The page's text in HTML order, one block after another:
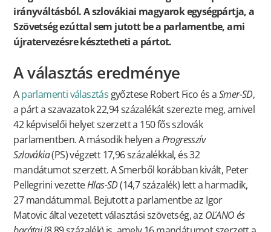
irányváltásból. A szlovákiai magyarok egységpártja, a
Szövetség ezúttal sem jutott be a parlamentbe, ami
újratervezésre késztetheti a pártot.
A választás eredménye
Aparlamenti választás győztese Robert Fico és aSmer-SD,
a párt a szavazatok 22,94 százalékát szerezte meg, amivel
42 képviselői helyet szerzett a 150 fős szlovák
parlamentben. A második helyen aProgresszív
Szlovákia(PS) végzett 17,96 százalékkal, és 32
mandátumot szerzett. A Smerből korábban kivált, Peter
Pellegrini vezetteHlas-SD(14,7 százalék) lett a harmadik,
27 mandátummal. Bejutott a parlamentbe az Igor
Matovic által vezetett választási szövetség, az OĽANO és